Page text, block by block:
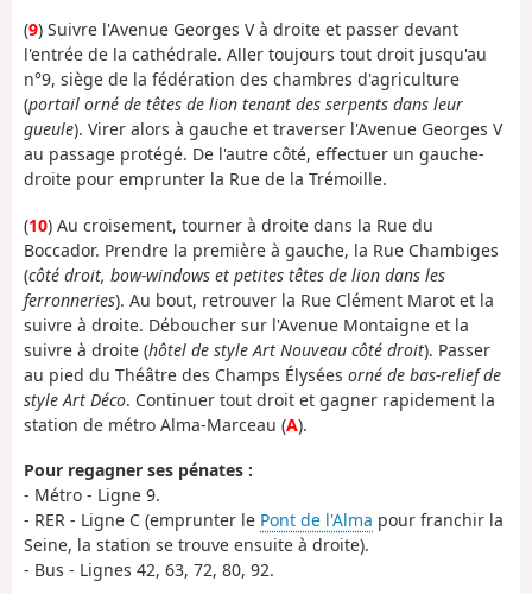
(9) Suivre l'Avenue Georges V à droite et passer devant
l'entrée de la cathédrale. Aller toujours tout droit jusqu'au
n°9, siège de la fédération des chambres d'agriculture
(portail orné de têtes de lion tenant des serpents dans leur
gueule). Virer alors à gauche et traverser l'Avenue Georges V
au passage protégé. De l'autre côté, effectuer un gauche-
droite pour emprunter la Rue de la Trémoille.
(10) Au croisement, tourner à droite dans la Rue du
Boccador. Prendre la première à gauche, la Rue Chambiges
(côté droit, bow-windows et petites têtes de lion dans les
ferronneries). Au bout, retrouver la Rue Clément Marot et la
suivre à droite. Déboucher sur l'Avenue Montaigne et la
suivre à droite (hôtel de style Art Nouveau côté droit). Passer
au pied du Théâtre des Champs Élysées orné de bas-relief de
style Art Déco. Continuer tout droit et gagner rapidement la
station de métro Alma-Marceau (A).
Pour regagner ses pénates :
- Métro - Ligne 9.
- RER - Ligne C (emprunter le Pont de l'Alma pour franchir la
Seine, la station se trouve ensuite à droite).
- Bus - Lignes 42, 63, 72, 80, 92.